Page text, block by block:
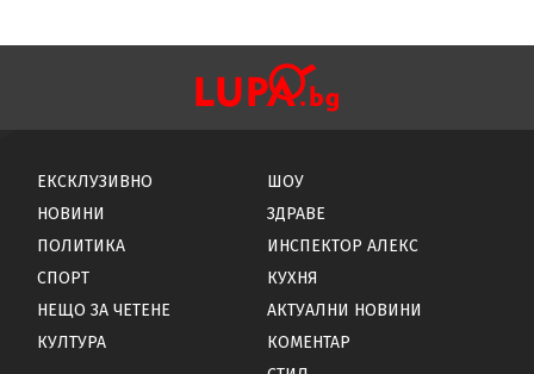
ЕКСКЛУЗИВНО
НОВИНИ
ПОЛИТИКА
СПОРТ
НЕЩО ЗА ЧЕТЕНЕ
КУЛТУРА
ШОУ
ЗДРАВЕ
ИНСПЕКТОР АЛЕКС
КУХНЯ
АКТУАЛНИ НОВИНИ
КОМЕНТАР